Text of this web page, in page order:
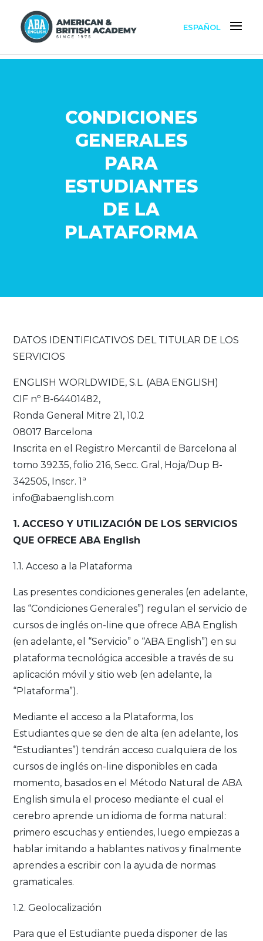
ESPAÑOL
CONDICIONES
GENERALES
PARA
ESTUDIANTES
DE LA
PLATAFORMA
DATOS IDENTIFICATIVOS DEL TITULAR DE LOS
SERVICIOS
ENGLISH WORLDWIDE, S.L. (ABA ENGLISH)
CIF nº B-64401482,
Ronda General Mitre 21, 10.2
08017 Barcelona
Inscrita en el Registro Mercantil de Barcelona al
tomo 39235, folio 216, Secc. Gral, Hoja/Dup B-
342505, Inscr. 1ª
info@abaenglish.com
1. ACCESO Y UTILIZACIÓN DE LOS SERVICIOS
QUE OFRECE ABA English
1.1. Acceso a la Plataforma
Las presentes condiciones generales (en adelante,
las “Condiciones Generales”) regulan el servicio de
cursos de inglés on-line que ofrece ABA English
(en adelante, el “Servicio” o “ABA English”) en su
plataforma tecnológica accesible a través de su
aplicación móvil y sitio web (en adelante, la
“Plataforma”).
Mediante el acceso a la Plataforma, los
Estudiantes que se den de alta (en adelante, los
“Estudiantes”) tendrán acceso cualquiera de los
cursos de inglés on-line disponibles en cada
momento, basados en el Método Natural de ABA
English simula el proceso mediante el cual el
cerebro aprende un idioma de forma natural:
primero escuchas y entiendes, luego empiezas a
hablar imitando a hablantes nativos y finalmente
aprendes a escribir con la ayuda de normas
gramaticales.
1.2. Geolocalización
Para que el Estudiante pueda disponer de las